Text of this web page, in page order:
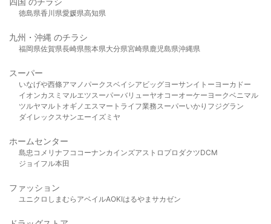
徳島県香川県愛媛県高知県
九州・沖縄 のチラシ
福岡県佐賀県長崎県熊本県大分県宮崎県鹿児島県沖縄県
スーパー
いなげや西條アマノパークスベイシア ビッグヨーサンイトーヨーカドー
イオンカスミ マルエツスーパーバリューヤオコーオーケー ヨークベニマル
ツルヤマルト オギノ エスマート ライフ業務スーパーいかり フジグラン
ダイレックスサンエーイズミヤ
ホームセンター
島忠 コメリ ナフコ コーナンカインズアストロプロダクツDCM
ジョイフル本田
ファッション
ユニクロ しまむら アベイルAOKIはるやま サカゼン